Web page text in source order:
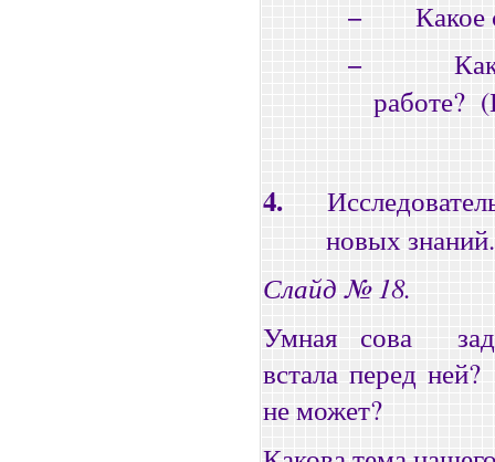
−
Какое
−
работе?
4.
новых знаний.
Слайд № 18.
Умная сова
встала перед ней?
не может?